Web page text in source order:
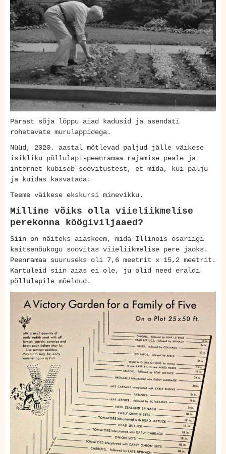
Pärast sõja lõppu aiad kadusid ja asendati
rohetavate murulappidega.
Nüüd, 2020. aastal mõtlevad paljud jälle väikese
isikliku põllulapi-peenramaa rajamise peale ja
internet kubiseb soovitustest, et mida, kui palju
ja kuidas kasvatada.
Teeme väikese ekskursi minevikku.
Milline võiks olla viieliikmelise
perekonna köögiviljaaed?
Siin on näiteks aiaskeem, mida Illinois osariigi
kaitsenõukogu soovitas viieliikmelise pere jaoks.
Peenramaa suuruseks oli 7,6 meetrit x 15,2 meetrit.
Kartuleid siin aias ei ole, ju olid need eraldi
põllulapile mõeldud.